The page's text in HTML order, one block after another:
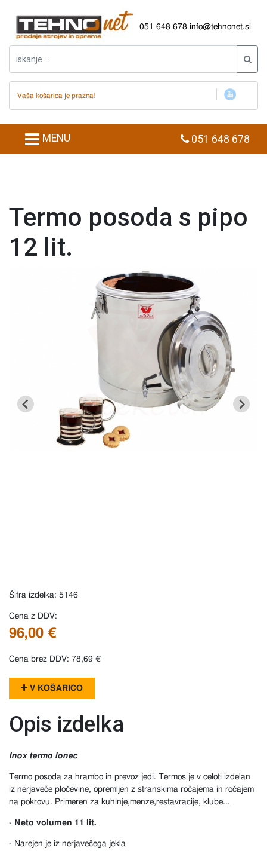
051 648 678 info@tehnonet.si
Vaša košarica je prazna!
MENU 051 648 678
Termo posoda s pipo
12 lit.
Šifra izdelka: 5146
Cena z DDV:
96,00 €
Cena brez DDV: 78,69 €
V KOŠARICO
Opis izdelka
Inox termo lonec
Termo posoda za hrambo in prevoz jedi. Termos je v celoti izdelan
iz nerjaveče pločevine, opremljen z stranskima ročajema in ročajem
na pokrovu. Primeren za kuhinje,menze,restavracije, klube...
- Neto volumen 11 lit.
- Narejen je iz nerjavečega jekla